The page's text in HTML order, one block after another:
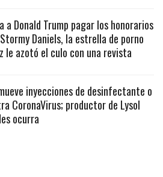
a Donald Trump pagar los honorarios
Daniels, la estrella de porno
le azotó el culo con una revista
inyecciones de desinfectante o
CoronaVirus; productor de Lysol
ocurra